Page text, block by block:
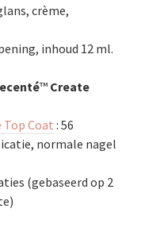
crème,
inhoud 12 ml.
™ Create
Coat : 56
normale nagel
(gebaseerd op 2